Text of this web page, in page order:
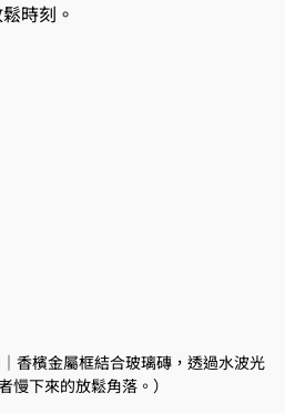
時刻。
香檳金屬框結合玻璃磚，透過水波光
慢下來的放鬆角落。）